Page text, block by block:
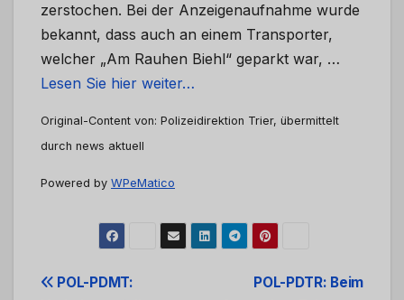
zerstochen. Bei der Anzeigenaufnahme wurde
bekannt, dass auch an einem Transporter,
welcher „Am Rauhen Biehl“ geparkt war, …
Lesen Sie hier weiter…
Original-Content von: Polizeidirektion Trier, übermittelt
durch news aktuell
Powered by WPeMatico
Beitrags-
POL-PDTR: Beim
POL-PDMT: